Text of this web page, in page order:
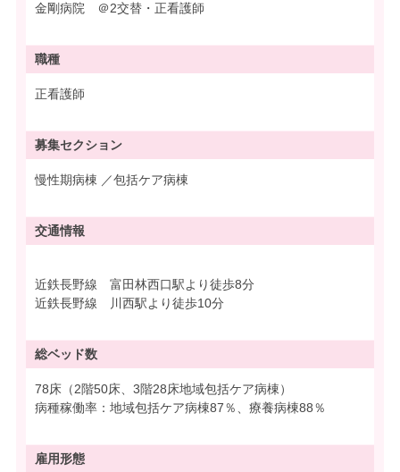
金剛病院 ＠2交替・正看護師
職種
正看護師
募集セクション
慢性期病棟 ／包括ケア病棟
交通情報
近鉄長野線 富田林西口駅より徒歩8分
近鉄長野線 川西駅より徒歩10分
総ベッド数
78床（2階50床、3階28床地域包括ケア病棟）
病種稼働率：地域包括ケア病棟87％、療養病棟88％
雇用形態